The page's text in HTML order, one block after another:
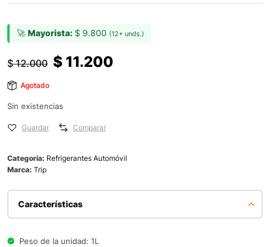
🚀 Mayorista: $ 9.800 (12+ unds.)
$12.000 $ 11.200
Agotado
Sin existencias
Guardar Comparar
Categoría: Refrigerantes Automóvil
Marca: Trip
Características
Peso de la unidad: 1L